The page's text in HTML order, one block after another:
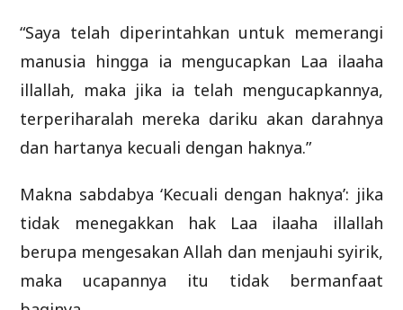
“Saya telah diperintahkan untuk memerangi
manusia hingga ia mengucapkan Laa ilaaha
illallah, maka jika ia telah mengucapkannya,
terperiharalah mereka dariku akan darahnya
dan hartanya kecuali dengan haknya.”
Makna sabdabya ‘Kecuali dengan haknya’: jika
tidak menegakkan hak Laa ilaaha illallah
berupa mengesakan Allah dan menjauhi syirik,
maka ucapannya itu tidak bermanfaat